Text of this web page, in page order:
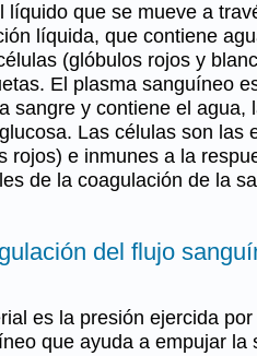
líquido que se mueve a
líquida, que contiene
(glóbulos rojos y
El plasma sanguíneo
sangre y contiene el agua,
Las células son las
rojos) e inmunes a la
de la coagulación de la
del flujo
es la presión ejercida
que ayuda a empujar